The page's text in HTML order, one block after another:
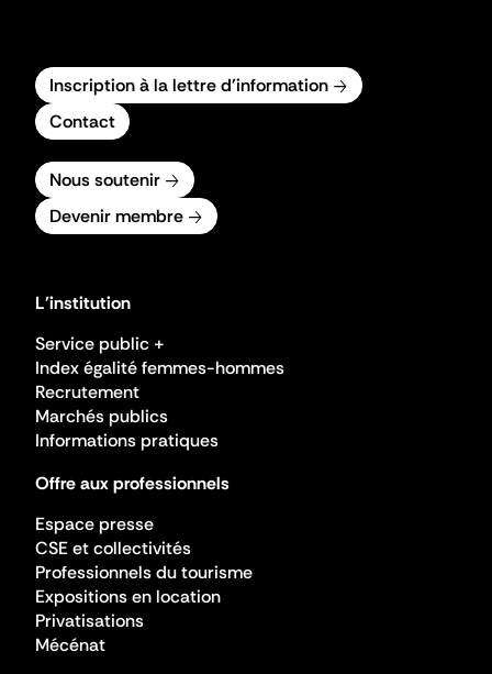
Inscription à la lettre d'information
Contact
Nous soutenir
Devenir membre
L'institution
Service public +
Index égalité femmes-hommes
Recrutement
Marchés publics
Informations pratiques
Offre aux professionnels
Espace presse
CSE et collectivités
Professionnels du tourisme
Expositions en location
Privatisations
Mécénat